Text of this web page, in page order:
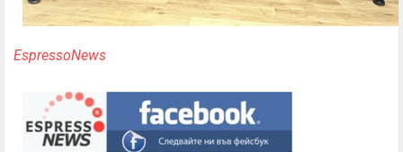
EspressoNews